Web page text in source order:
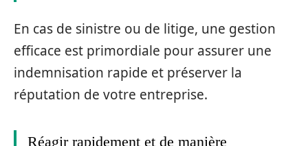
En cas de sinistre ou de litige, une gestion
efficace est primordiale pour assurer une
indemnisation rapide et préserver la
réputation de votre entreprise.
Réagir rapidement et de manière